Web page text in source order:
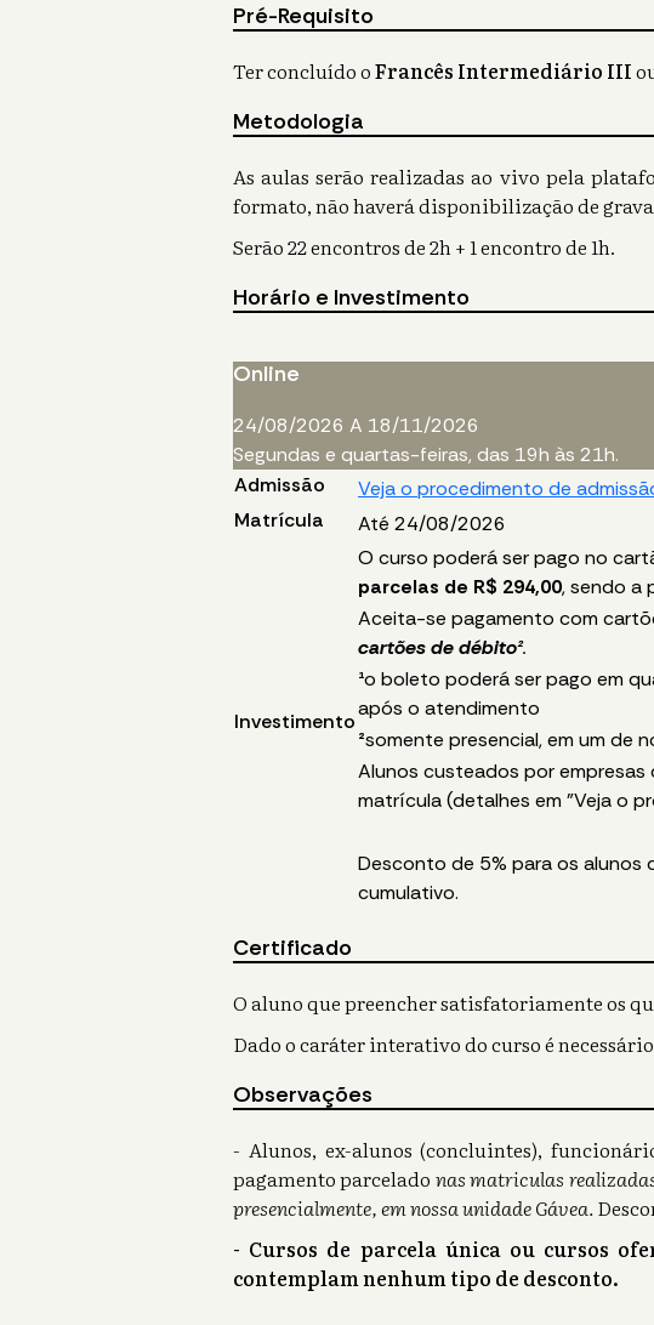
Pré-Requisito
Ter concluído oFrancês Intermediário III
Metodologia
As aulas serão realizadas ao vivo pela
formato, não haverá disponibilização de
Serão 22 encontros de 2h + 1 encontro de 1h.
Horário e Investimento
Online
24/08/2026 A 18/11/2026
Segundas e quartas-feiras, das 19h às 21h.
Admissão
Veja o procedimento de
Matrícula
Até 24/08/2026
Investimento
O curso poderá ser pago no
parcelas de R$ 294,00, sendo a
Aceita-se pagamento com
cartões de débito².
¹o boleto poderá ser pago em
após o atendimento
²somente presencial, em um de
Alunos custeados por
matrícula (detalhes em "Veja o
Desconto de 5% para os alunos
cumulativo.
Certificado
O aluno que preencher satisfatoriamente os
Dado o caráter interativo do curso é
Observações
- Alunos, ex-alunos (concluintes),
pagamento parcelado nas matriculas
presencialmente, em nossa unidade Gávea.
- Cursos de parcela única ou cursos
contemplam nenhum tipo de desconto.